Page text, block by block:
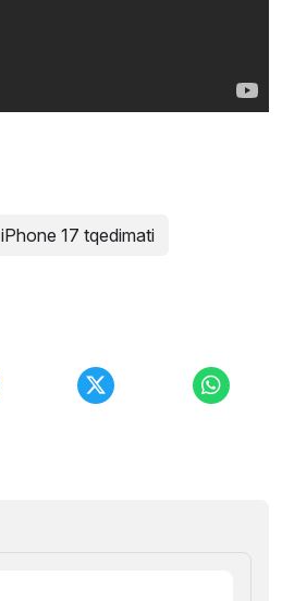
iPhone 17 tqedimati